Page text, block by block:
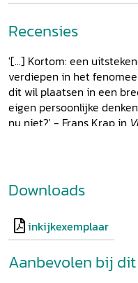
Recensies
'[...] Kortom: een
verdiepen in het
dit wil plaatsen in een
eigen persoonlijke
nu niet?' - Frans Krap in
Downloads
inkijkexemplaar
Aanbevolen bij